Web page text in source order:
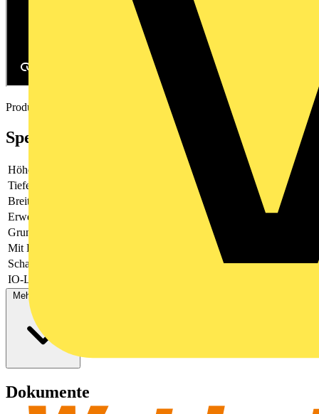
Produktvideo
Spezifikationen
Höhe
Tiefe
Breite
Erweiterbar
Grundgerät
Mit Display
Schaltstrom
IO-Link Master
Mehr anzeigen
Dokumente